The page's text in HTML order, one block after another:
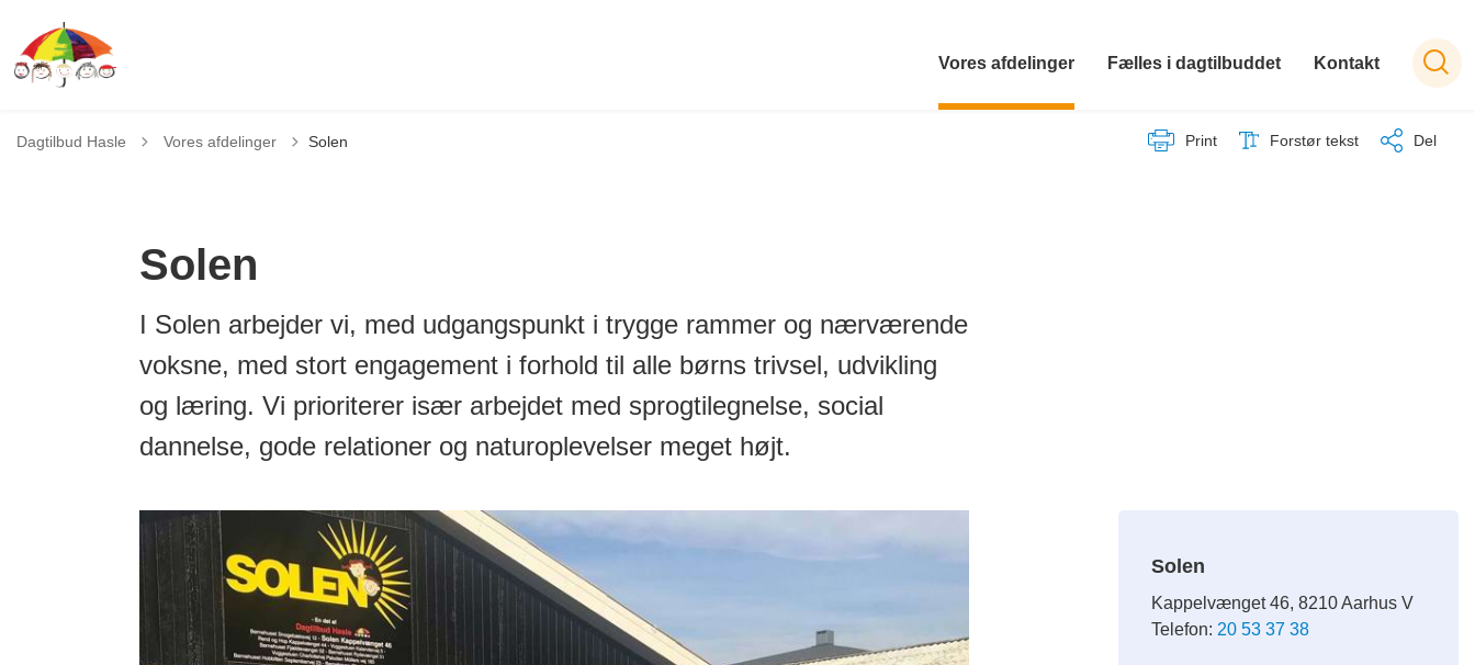
Vores afdelinger Fælles i dagtilbuddet Kontakt
Dagtilbud Hasle Tilbage til
Vores afdelinger Solen Print Forstør tekst Del
Solen
I Solen arbejder vi, med udgangspunkt i trygge rammer og nærværende
voksne, med stort engagement i forhold til alle børns trivsel, udvikling
og læring. Vi prioriterer især arbejdet med sprogtilegnelse, social
dannelse, gode relationer og naturoplevelser meget højt.
Solen
Kappelvænget 46, 8210 Aarhus V
Telefon: 20 53 37 38